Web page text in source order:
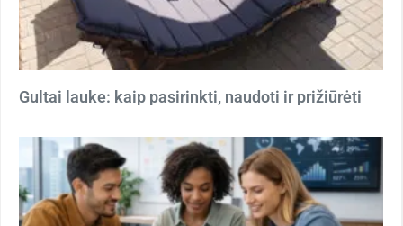
Gultai lauke: kaip pasirinkti, naudoti ir prižiūrėti